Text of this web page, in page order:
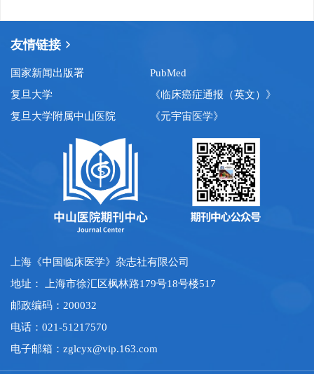
友情链接
国家新闻出版署
PubMed
复旦大学
《临床癌症通报（英文）》
复旦大学附属中山医院
《元宇宙医学》
上海《中国临床医学》杂志社有限公司
地址： 上海市徐汇区枫林路179号18号楼517
邮政编码：200032
电话：021-51217570
电子邮箱： zglcyx@vip.163.com